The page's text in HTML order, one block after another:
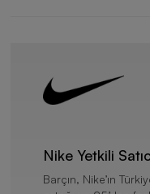
Nike Yetkili
Barçın, Nike’ın